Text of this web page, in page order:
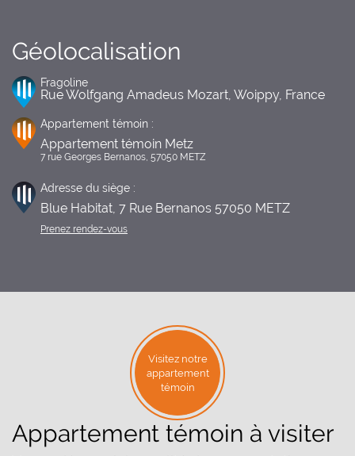
Géolocalisation
Fragoline
Rue Wolfgang Amadeus Mozart, Woippy, France
Appartement témoin :
Appartement témoin Metz
7 rue Georges Bernanos, 57050 METZ
Adresse du siège :
Blue Habitat, 7 Rue Bernanos 57050 METZ
Prenez rendez-vous
Visitez notre
appartement
témoin
Appartement témoin à visiter